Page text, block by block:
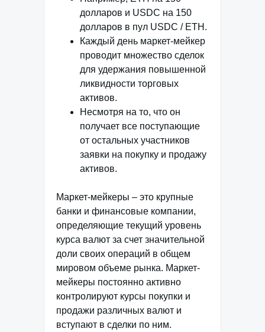
долларов и USDC на 150
долларов в пул USDC / ETH.
Каждый день маркет-мейкер
проводит множество сделок
для удержания повышенной
ликвидности торговых
активов.
Несмотря на то, что он
получает все поступающие
от остальных участников
заявки на покупку и продажу
активов.
Маркет-мейкеры – это крупные
банки и финансовые компании,
определяющие текущий уровень
курса валют за счет значительной
доли своих операций в общем
мировом объеме рынка. Маркет-
мейкеры постоянно активно
контролируют курсы покупки и
продажи различных валют и
вступают в сделки по ним.